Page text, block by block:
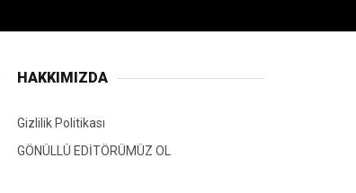
HAKKIMIZDA
Gizlilik Politikası
GÖNÜLLÜ EDİTÖRÜMÜZ OL